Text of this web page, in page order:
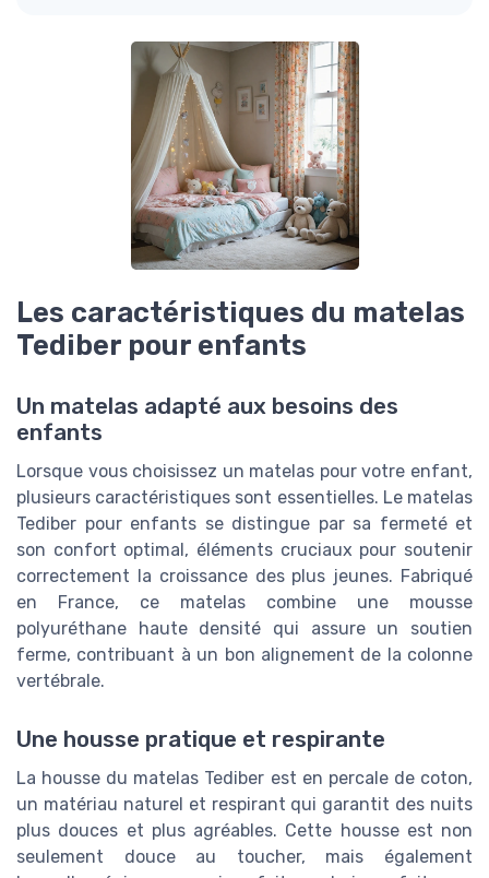
Les caractéristiques du matelas
Tediber pour enfants
Un matelas adapté aux besoins des
enfants
Lorsque vous choisissez un matelas pour votre enfant,
plusieurs caractéristiques sont essentielles. Le matelas
Tediber pour enfants se distingue par sa fermeté et
son confort optimal, éléments cruciaux pour soutenir
correctement la croissance des plus jeunes. Fabriqué
en France, ce matelas combine une mousse
polyuréthane haute densité qui assure un soutien
ferme, contribuant à un bon alignement de la colonne
vertébrale.
Une housse pratique et respirante
La housse du matelas Tediber est en percale de coton,
un matériau naturel et respirant qui garantit des nuits
plus douces et plus agréables. Cette housse est non
seulement douce au toucher, mais également